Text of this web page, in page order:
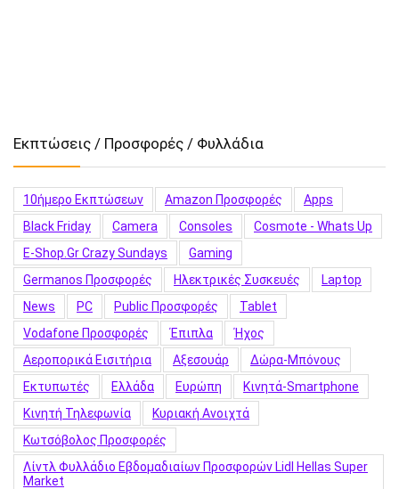
Εκπτώσεις / Προσφορές / Φυλλάδια
10ήμερο Εκπτώσεων Amazon Προσφορές
Apps
Black Friday
Camera Consoles
Cosmote - Whats Up
E-Shop.gr Crazy Sundays
Gaming
Germanos Προσφορές
Hλεκτρικές Συσκευές
Laptop
News
PC Public Προσφορές
Tablet
Vodafone Προσφορές
Έπιπλα
Ήχος
Αεροπορικά Εισιτήρια
Αξεσουάρ
Δώρα-Μπόνους
Εκτυπωτές
Ελλάδα Ευρώπη
Κινητά-Smartphone
Κινητή Τηλεφωνία
Κυριακή Ανοιχτά
Κωτσόβολος Προσφορές
Λίντλ Φυλλάδιο Εβδομαδιαίων Προσφορών Lidl Hellas Super
Market